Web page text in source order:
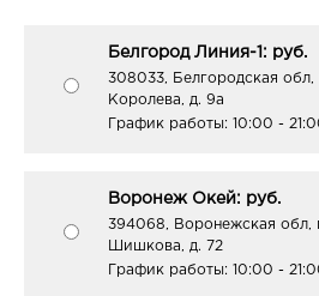
Белгород Линия-1: руб.
308033, Белгородская обл,
Королева, д. 9а
График работы: 10:00 -
Воронеж Окей: руб.
394068, Воронежская обл,
Шишкова, д. 72
График работы: 10:00 -